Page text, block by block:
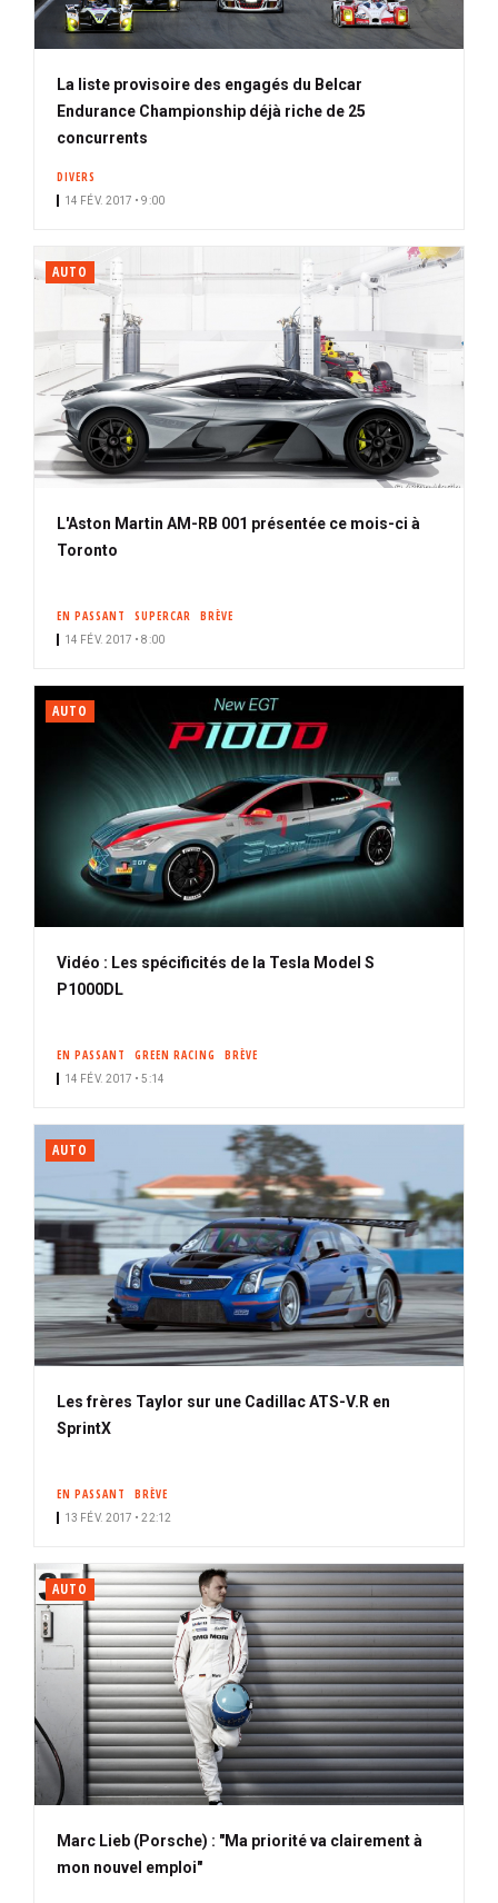
La liste provisoire des engagés du Belcar
Endurance Championship déjà riche de 25
concurrents
DIVERS
14 FÉV. 2017 • 9:00
AUTO
L'Aston Martin AM-RB 001 présentée ce mois-ci à
Toronto
EN PASSANT SUPERCAR BRÈVE
14 FÉV. 2017 • 8:00
AUTO
Vidéo : Les spécificités de la Tesla Model S
P1000DL
EN PASSANT GREEN RACING BRÈVE
14 FÉV. 2017 • 5:14
AUTO
Les frères Taylor sur une Cadillac ATS-V.R en
SprintX
EN PASSANT BRÈVE
13 FÉV. 2017 • 22:12
AUTO
Marc Lieb (Porsche) : "Ma priorité va clairement à
mon nouvel emploi"